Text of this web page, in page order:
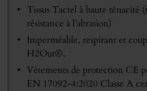
Tissus Tactel à haute ténacité
résistance à l’abrasion)
Imperméable, respirant et
H2Out®.
Vêtements de protection CE
EN 17092-4:2020 Classe A